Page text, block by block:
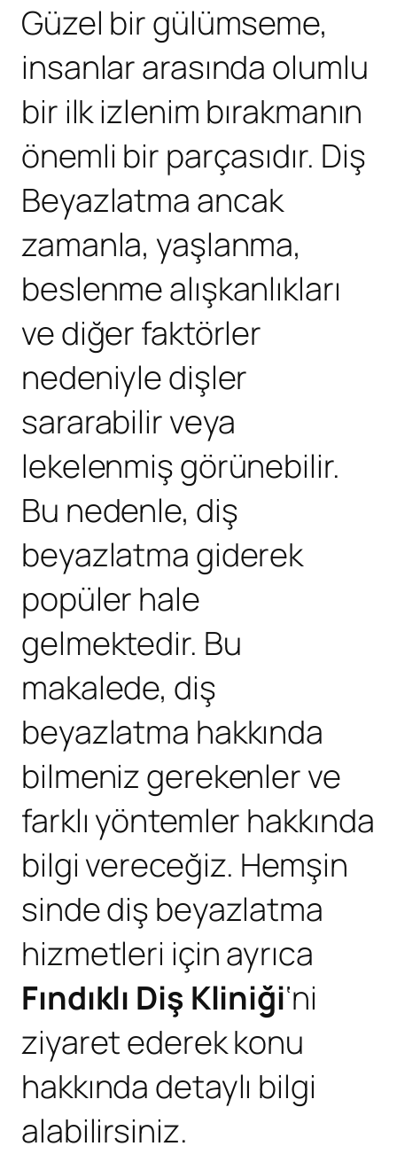
Güzel bir gülümseme,
insanlar arasında olumlu
bir ilk izlenim bırakmanın
önemli bir parçasıdır. Diş
Beyazlatma ancak
zamanla, yaşlanma,
beslenme alışkanlıkları
ve diğer faktörler
nedeniyle dişler
sararabilir veya
lekelenmiş görünebilir.
Bu nedenle, diş
beyazlatma giderek
popüler hale
gelmektedir. Bu
makalede, diş
beyazlatma hakkında
bilmeniz gerekenler ve
farklı yöntemler hakkında
bilgi vereceğiz. Hemşin
sinde diş beyazlatma
hizmetleri için ayrıca
Fındıklı Diş Kliniği‘ni
ziyaret ederek konu
hakkında detaylı bilgi
alabilirsiniz.